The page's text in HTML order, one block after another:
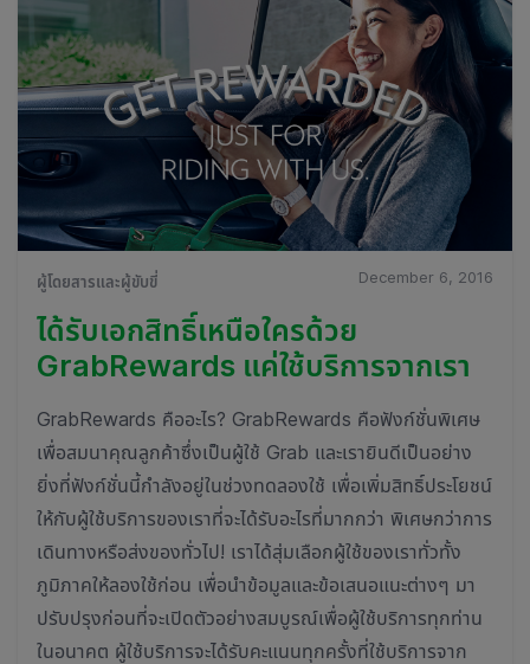
ผู้โดยสารและผู้ขับขี่ December 6, 2016
ได้รับเอกสิทธิ์เหนือใครด้วย
GrabRewards แค่ใช้บริการจากเรา
GrabRewards คืออะไร? GrabRewards คือฟังก์ชั่นพิเศษ
เพื่อสมนาคุณลูกค้าซึ่งเป็นผู้ใช้ Grab และเรายินดีเป็นอย่าง
ยิ่งที่ฟังก์ชั่นนี้กำลังอยู่ในช่วงทดลองใช้ เพื่อเพิ่มสิทธิ์ประโยชน์
ให้กับผู้ใช้บริการของเราที่จะได้รับอะไรที่มากกว่า พิเศษกว่าการ
เดินทางหรือส่งของทั่วไป! เราได้สุ่มเลือกผู้ใช้ของเราทั่วทั้ง
ภูมิภาคให้ลองใช้ก่อน เพื่อนำข้อมูลและข้อเสนอแนะต่างๆ มา
ปรับปรุงก่อนที่จะเปิดตัวอย่างสมบูรณ์เพื่อผู้ใช้บริการทุกท่าน
ในอนาคต ผู้ใช้บริการจะได้รับคะแนนทุกครั้งที่ใช้บริการจาก